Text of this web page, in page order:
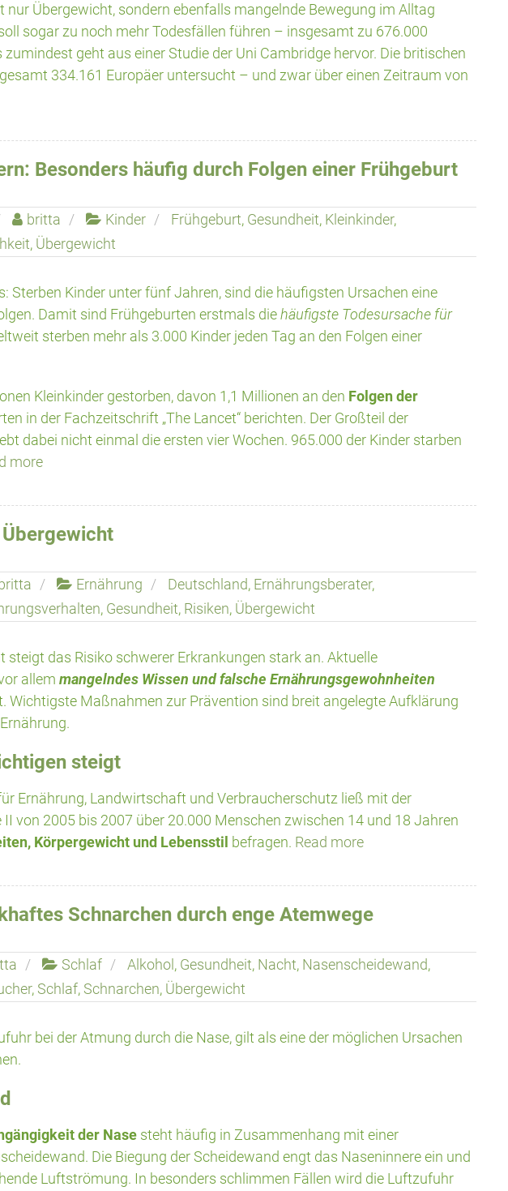
nur Übergewicht, sondern ebenfalls mangelnde Bewegung im Alltag
sogar zu noch mehr Todesfällen führen – insgesamt zu 676.000
geht aus einer Studie der Uni Cambridge hervor. Die britischen
334.161 Europäer untersucht – und zwar über einen Zeitraum von
Besonders häufig durch Folgen einer Frühgeburt
britta Kinder Frühgeburt, Gesundheit, Kleinkinder,
, Übergewicht
Sterben Kinder unter fünf Jahren, sind die häufigsten Ursachen eine
Damit sind Frühgeburten erstmals diehäufigste Todesursache für
sterben mehr als 3.000 Kinder jeden Tag an den Folgen einer
Kleinkinder gestorben, davon 1,1 Millionen an den Folgen der
in der Fachzeitschrift „The Lancet“ berichten. Der Großteil der
dabei nicht einmal die ersten vier Wochen. 965.000 der Kinder starben
more
britta Ernährung Deutschland, Ernährungsberater,
, Gesundheit, Risiken, Übergewicht
steigt das Risiko schwerer Erkrankungen stark an. Aktuelle
allem mangelndes Wissen und falsche Ernährungsgewohnheiten
Wichtigste Maßnahmen zur Prävention sind breit angelegte Aufklärung
steigt
Ernährung, Landwirtschaft und Verbraucherschutz ließ mit der
von 2005 bis 2007 über 20.000 Menschen zwischen 14 und 18 Jahren
Körpergewicht und Lebensstil befragen. Read more
Schnarchen durch enge Atemwege
Schlaf Alkohol , Gesundheit, Nacht, Nasenscheidewand,
, Schlaf, Schnarchen, Übergewicht
bei der Atmung durch die Nase, gilt als eine der möglichen Ursachen
der Nase steht häufig in Zusammenhang mit einer
Die Biegung der Scheidewand engt das Naseninnere ein und
Luftströmung. In besonders schlimmen Fällen wird die Luftzufuhr